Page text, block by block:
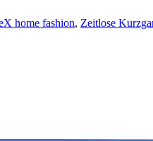
home fashion, Zeitlose